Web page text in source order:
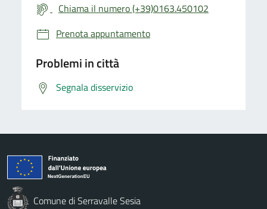
Chiama il numero (+39)0163.450102
Prenota appuntamento
Problemi in città
Segnala disservizio
Comune di Serravalle Sesia